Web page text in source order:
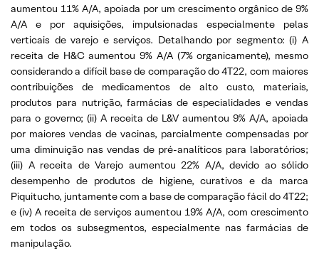
aumentou 11% A/A, apoiada por um crescimento orgânico de 9%
A/A e por aquisições, impulsionadas especialmente pelas
verticais de varejo e serviços. Detalhando por segmento: (i) A
receita de H&C aumentou 9% A/A (7% organicamente), mesmo
considerando a difícil base de comparação do 4T22, com maiores
contribuições de medicamentos de alto custo, materiais,
produtos para nutrição, farmácias de especialidades e vendas
para o governo; (ii) A receita de L&V aumentou 9% A/A, apoiada
por maiores vendas de vacinas, parcialmente compensadas por
uma diminuição nas vendas de pré-analíticos para laboratórios;
(iii) A receita de Varejo aumentou 22% A/A, devido ao sólido
desempenho de produtos de higiene, curativos e da marca
Piquitucho, juntamente com a base de comparação fácil do 4T22;
e (iv) A receita de serviços aumentou 19% A/A, com crescimento
em todos os subsegmentos, especialmente nas farmácias de
manipulação.